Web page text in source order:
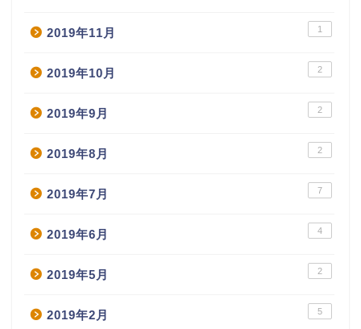
2019年11月 1
2019年10月 2
2019年9月 2
2019年8月 2
2019年7月 7
2019年6月 4
2019年5月 2
2019年2月 5